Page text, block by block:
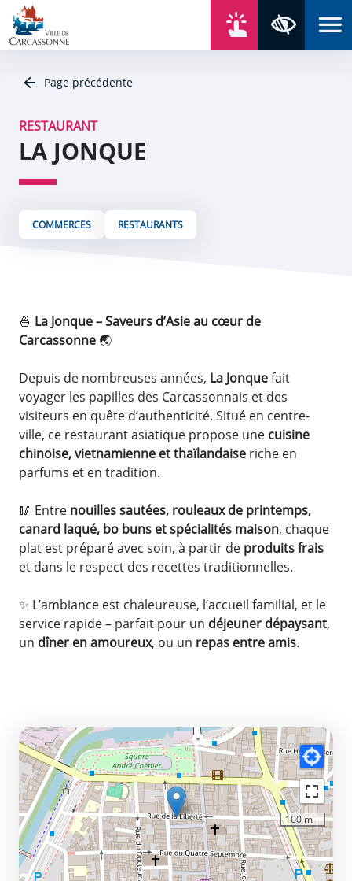
Aller au contenu
Aller au menu
Aller au plan du site
Aller à la recherche
Page précédente
RESTAURANT
LA JONQUE
COMMERCES RESTAURANTS
🍜 La Jonque – Saveurs d’Asie au cœur de
Carcassonne 🌏
Depuis de nombreuses années, La Jonquefait
voyager les papilles des Carcassonnais et des
visiteurs en quête d’authenticité. Situé en centre-
ville, ce restaurant asiatique propose une cuisine
chinoise, vietnamienne et thaïlandaise riche en
parfums et en tradition.
🥢 Entre nouilles sautées, rouleaux de printemps,
canard laqué, bo buns et spécialités maison, chaque
plat est préparé avec soin, à partir de produits frais
et dans le respect des recettes traditionnelles.
✨ L’ambiance est chaleureuse, l’accueil familial, et le
service rapide – parfait pour un déjeuner dépaysant,
un dîner en amoureux, ou un repas entre amis.
100 m
Panneau de gestion des cookies